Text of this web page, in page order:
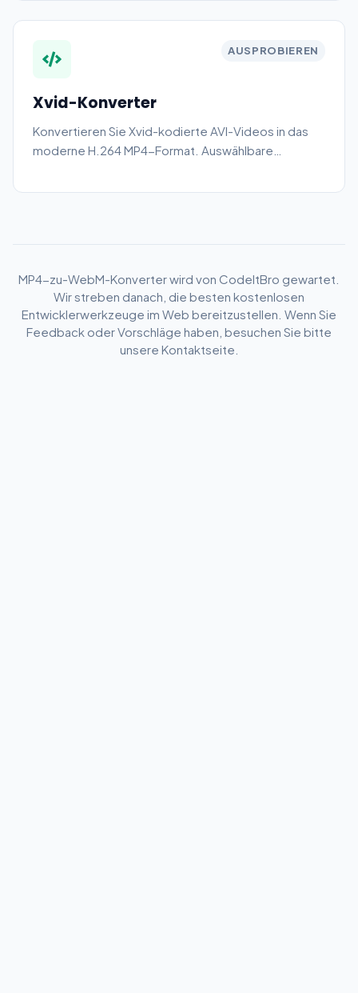
AUSPROBIEREN
Xvid-Konverter
Konvertieren Sie Xvid-kodierte AVI-Videos in das
moderne H.264 MP4-Format. Auswählbare
browserbasiert, ohne Datei-Uploads.
MP4-zu-WebM-Konverter wird von CodeItBro gewartet.
Wir streben danach, die besten kostenlosen
Entwicklerwerkzeuge im Web bereitzustellen. Wenn Sie
Feedback oder Vorschläge haben, besuchen Sie bitte
unsere Kontaktseite.